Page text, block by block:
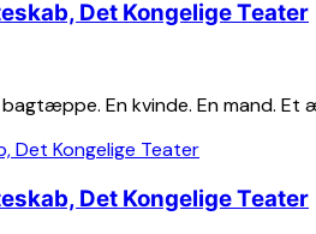
Det Kongelige Teater
En kvinde. En mand.
Det Kongelige Teater